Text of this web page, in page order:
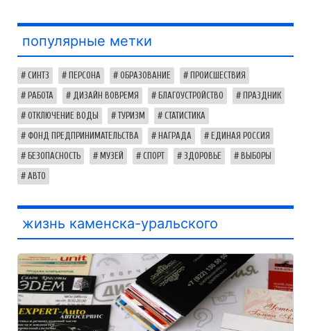
популярные метки
СИНТЗ ПЕРСОНА ОБРАЗОВАНИЕ ПРОИСШЕСТВИЯ
РАБОТА ДИЗАЙН ВОВРЕМЯ БЛАГОУСТРОЙСТВО ПРАЗДНИК
ОТКЛЮЧЕНИЕ ВОДЫ ТУРИЗМ СТАТИСТИКА
ФОНД ПРЕДПРИНИМАТЕЛЬСТВА НАГРАДА ЕДИНАЯ РОССИЯ
БЕЗОПАСНОСТЬ МУЗЕЙ СПОРТ ЗДОРОВЬЕ ВЫБОРЫ
АВТО
жизнь каменска-уральского